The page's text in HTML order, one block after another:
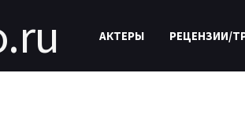
АКТЕРЫ РЕЦЕНЗИИ/